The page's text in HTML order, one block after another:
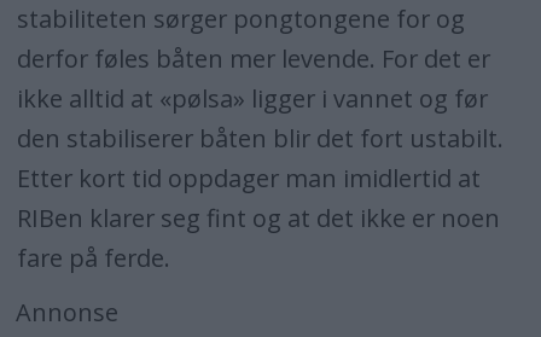
stabiliteten sørger pongtongene for og
derfor føles båten mer levende. For det er
ikke alltid at «pølsa» ligger i vannet og før
den stabiliserer båten blir det fort ustabilt.
Etter kort tid oppdager man imidlertid at
RIBen klarer seg fint og at det ikke er noen
fare på ferde.
Annonse